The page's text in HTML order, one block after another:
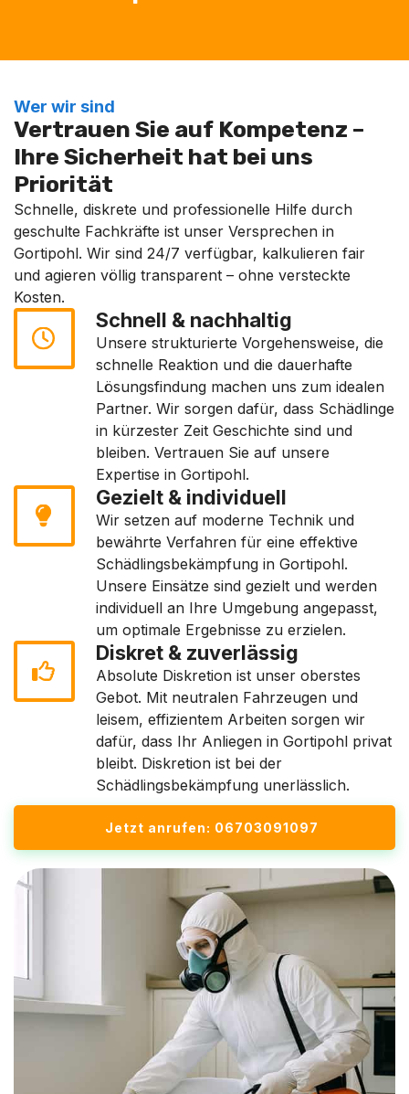
Wer wir sind
Vertrauen Sie auf Kompetenz –
Ihre Sicherheit hat bei uns
Priorität
Schnelle, diskrete und professionelle Hilfe durch
geschulte Fachkräfte ist unser Versprechen in
Gortipohl. Wir sind 24/7 verfügbar, kalkulieren fair
und agieren völlig transparent – ohne versteckte
Kosten.
Schnell & nachhaltig
Unsere strukturierte Vorgehensweise, die
schnelle Reaktion und die dauerhafte
Lösungsfindung machen uns zum idealen
Partner. Wir sorgen dafür, dass Schädlinge
in kürzester Zeit Geschichte sind und
bleiben. Vertrauen Sie auf unsere
Expertise in Gortipohl.
Gezielt & individuell
Wir setzen auf moderne Technik und
bewährte Verfahren für eine effektive
Schädlingsbekämpfung in Gortipohl.
Unsere Einsätze sind gezielt und werden
individuell an Ihre Umgebung angepasst,
um optimale Ergebnisse zu erzielen.
Diskret & zuverlässig
Absolute Diskretion ist unser oberstes
Gebot. Mit neutralen Fahrzeugen und
leisem, effizientem Arbeiten sorgen wir
dafür, dass Ihr Anliegen in Gortipohl privat
bleibt. Diskretion ist bei der
Schädlingsbekämpfung unerlässlich.
Jetzt anrufen: 06703091097